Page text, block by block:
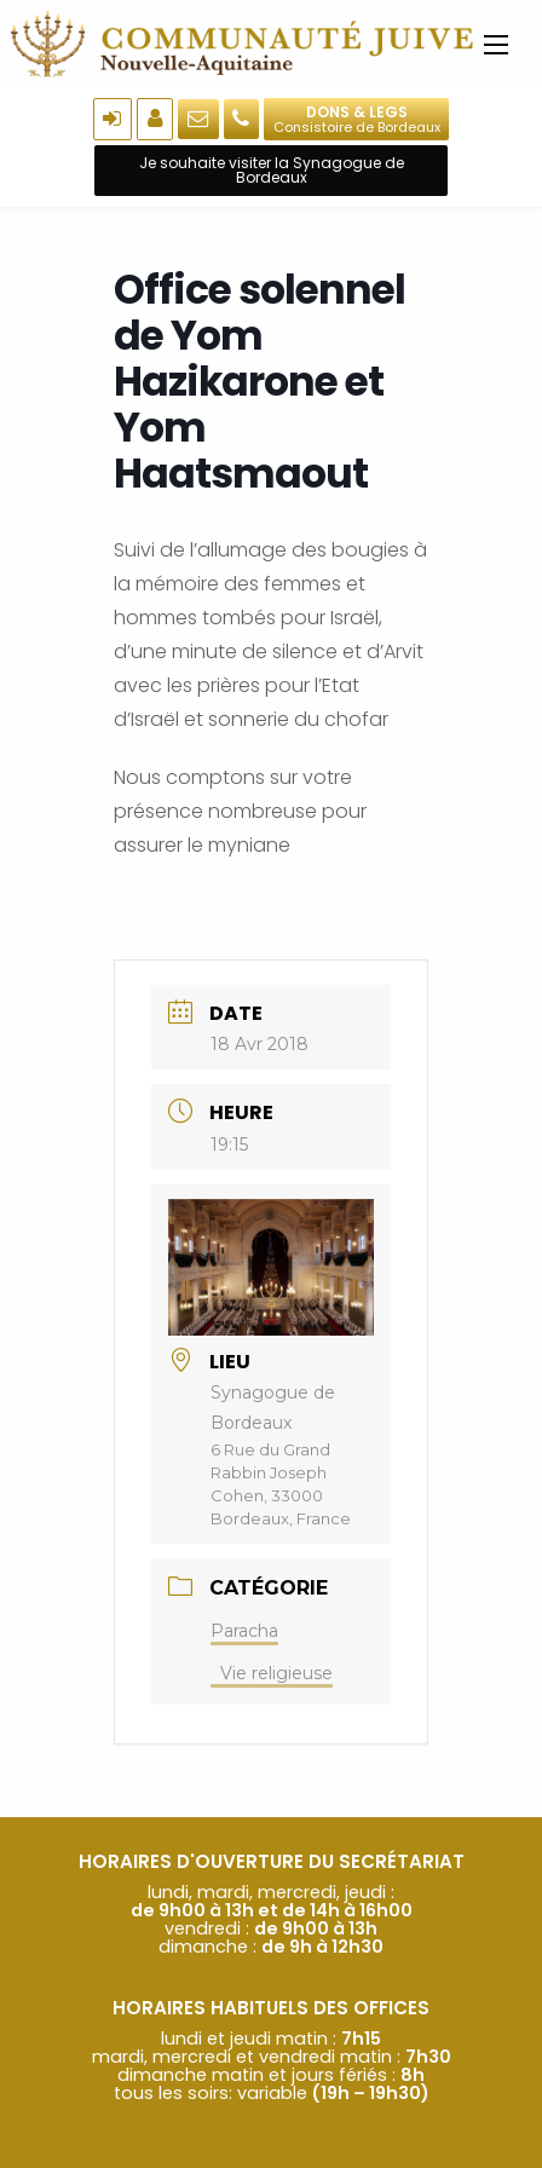
DONS & LEGS
Consistoire de Bordeaux
Je souhaite visiter la Synagogue de
Bordeaux
Office solennel
de Yom
Hazikarone et
Yom
Haatsmaout
Suivi de l’allumage des bougies à
la mémoire des femmes et
hommes tombés pour Israël,
d’une minute de silence et d’Arvit
avec les prières pour l’Etat
d’Israël et sonnerie du chofar
Nous comptons sur votre
présence nombreuse pour
assurer le myniane
DATE
18 Avr 2018
HEURE
19:15
LIEU
Synagogue de
Bordeaux
6 Rue du Grand
Rabbin Joseph
Cohen, 33000
Bordeaux, France
CATÉGORIE
Paracha
Vie religieuse
HORAIRES D'OUVERTURE DU SECRÉTARIAT
lundi, mardi, mercredi, jeudi :
de 9h00 à 13h et de 14h à 16h00
vendredi : de 9h00 à 13h
dimanche : de 9h à 12h30
HORAIRES HABITUELS DES OFFICES
lundi et jeudi matin : 7h15
mardi, mercredi et vendredi matin : 7h30
dimanche matin et jours fériés : 8h
tous les soirs: variable (19h – 19h30)